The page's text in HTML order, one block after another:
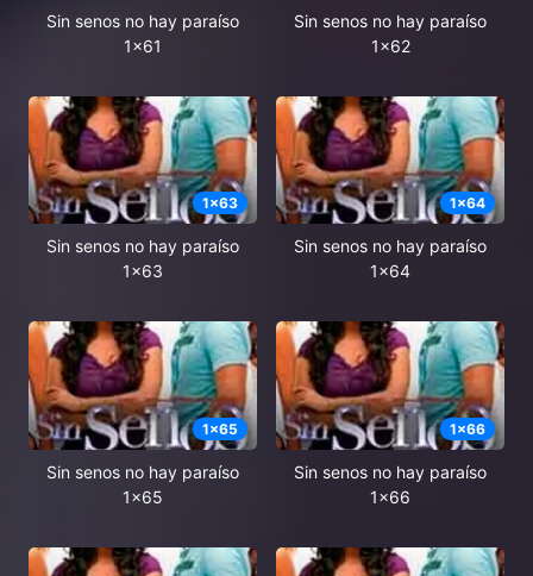
Sin senos no hay paraíso
1x61
Sin senos no hay paraíso
1x62
1x63
Sin senos no hay paraíso
1x63
1x64
Sin senos no hay paraíso
1x64
1x65
Sin senos no hay paraíso
1x65
1x66
Sin senos no hay paraíso
1x66